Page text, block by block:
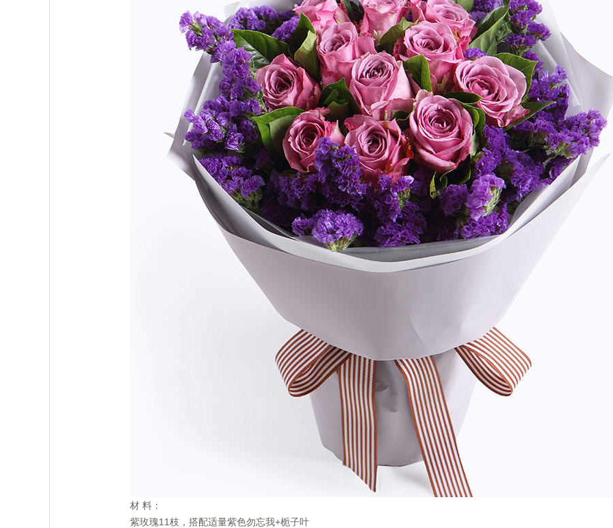
材 料：
紫玫瑰11枝，搭配适量紫色勿忘我+栀子叶